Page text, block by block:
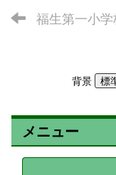
福生第一小
背景
メニュー